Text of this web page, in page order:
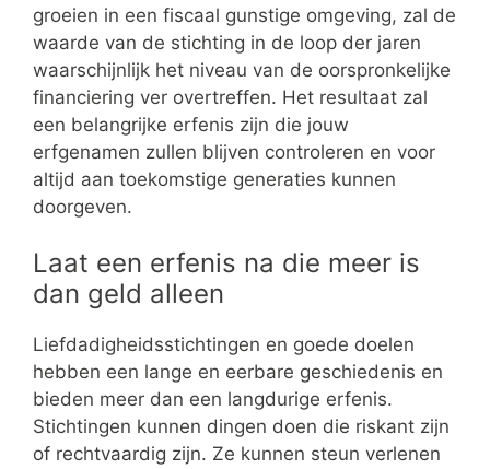
groeien in een fiscaal gunstige omgeving, zal de
waarde van de stichting in de loop der jaren
waarschijnlijk het niveau van de oorspronkelijke
financiering ver overtreffen. Het resultaat zal
een belangrijke erfenis zijn die jouw
erfgenamen zullen blijven controleren en voor
altijd aan toekomstige generaties kunnen
doorgeven.
Laat een erfenis na die meer is
dan geld alleen
Liefdadigheidsstichtingen en goede doelen
hebben een lange en eerbare geschiedenis en
bieden meer dan een langdurige erfenis.
Stichtingen kunnen dingen doen die riskant zijn
of rechtvaardig zijn. Ze kunnen steun verlenen